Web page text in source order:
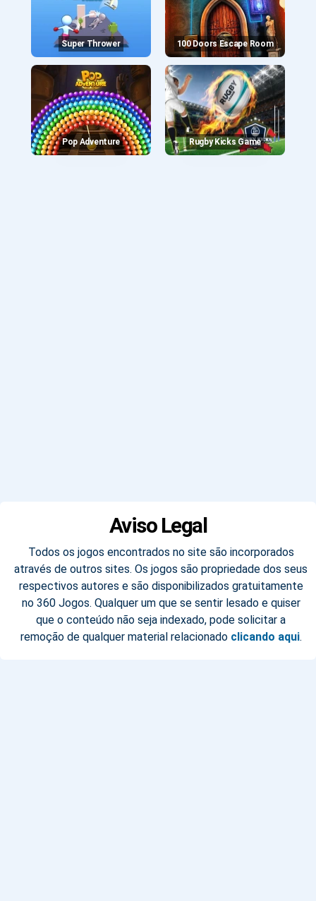
Super Thrower 100 Doors Escape Room
Pop Adventure Rugby Kicks Game
Aviso Legal
Todos os jogos encontrados no site são incorporados
através de outros sites. Os jogos são propriedade dos seus
respectivos autores e são disponibilizados gratuitamente
no 360 Jogos. Qualquer um que se sentir lesado e quiser
que o conteúdo não seja indexado, pode solicitar a
remoção de qualquer material relacionado clicando aqui.